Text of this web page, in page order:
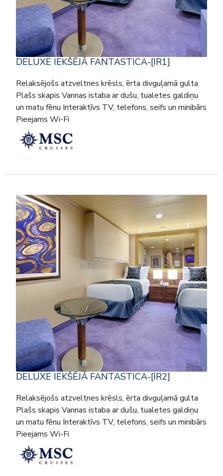
DELUXE IEKŠĒJĀ FANTASTICA-[IR1]
Relaksējošs atzveltnes krēsls, ērta divguļamā gulta
Plašs skapis Vannas istaba ar dušu, tualetes galdiņu
un matu fēnu Interaktīvs TV, telefons, seifs un minibārs
Pieejams Wi-Fi
DELUXE IEKŠĒJĀ FANTASTICA-[IR2]
Relaksējošs atzveltnes krēsls, ērta divguļamā gulta
Plašs skapis Vannas istaba ar dušu, tualetes galdiņu
un matu fēnu Interaktīvs TV, telefons, seifs un minibārs
Pieejams Wi-Fi